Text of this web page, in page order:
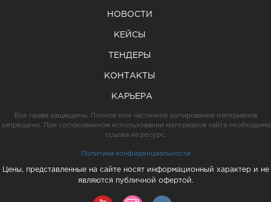
НОВОСТИ
КЕЙСЫ
ТЕНДЕРЫ
КОНТАКТЫ
КАРЬЕРА
Все права защищены. Полное или частичное копирование материалов
запрещено. При согласованном использовании материалов сайта необходима
ссылка на ресурс.
Политика конфиденциальности
Цены, представленные на сайте носят информационный характер и не
являются публичной офертой.